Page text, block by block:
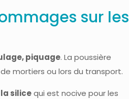
sur les
piquage. La poussière
mortiers ou lors du transport.
silicequi est nocive pour les